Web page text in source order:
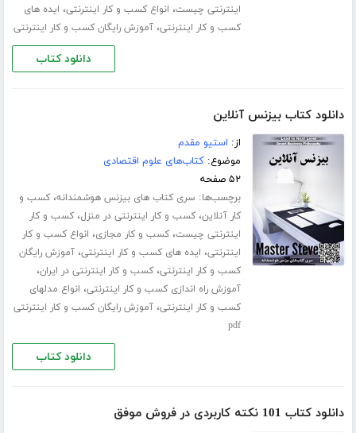
اینترنتی چیست، انواع کسب و کار اینترنتی، ایده های
کسب و کار اینترنتی،آموزش رایگان کسب و کار اینترنتی
دانلود کتاب
دانلود کتاب بیزنس آنلاین
از: استیو مقدم
موضوع:کتاب‌های علوم اقتصادی
۵۲ صفحه
برچسب‌ها: سری کتاب های بیزنس هوشمندانه،کسب و
کار آنلاین،کسب و کار اینترنتی در منزل،کسب و کار
اینترنتی چیست،کسب و کار مجازی، انواع کسب و کار
اینترنتی، ایده های کسب و کار اینترنتی،آموزش رایگان
کسب و کار اینترنتی،کسب و کار اینترنتی در ایران،
آموزش راه اندازی کسب و کار اینترنتی، انواع مدلهای
کسب و کار اینترنتی،آموزش رایگان کسب و کار اینترنتی
pdf
دانلود کتاب
دانلود کتاب 101 نکته کاربردی در فروش موفق